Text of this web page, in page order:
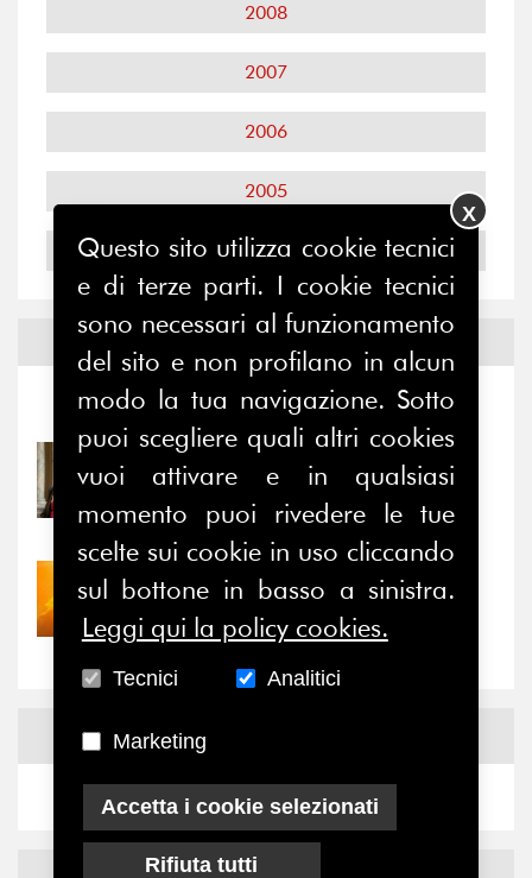
2008
2007
2006
2005
2004
Notizie-Eventi
31/07/2026
Prima della pausa estiva,
il valore di...
30/07/2026
Nove anni dopo la
“grande cecità”: la...
News
Questo sito utilizza cookie tecnici
e di terze parti. I cookie tecnici
sono necessari al funzionamento
del sito e non profilano in alcun
modo la tua navigazione. Sotto
puoi scegliere quali altri cookies
vuoi attivare e in qualsiasi
momento puoi rivedere le tue
scelte sui cookie in uso cliccando
sul bottone in basso a sinistra.
Leggi qui la policy cookies.
Tecnici Analitici
Marketing
Accetta i cookie selezionati
Rifiuta tutti
X